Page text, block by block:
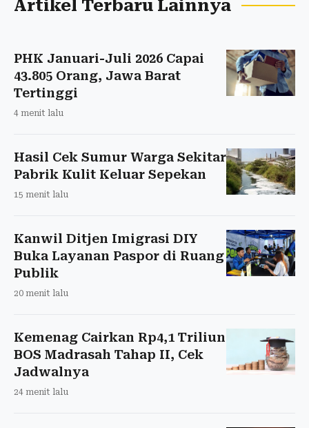
Artikel Terbaru Lainnya
PHK Januari-Juli 2026 Capai
43.805 Orang, Jawa Barat
Tertinggi
4 menit lalu
Hasil Cek Sumur Warga Sekitar
Pabrik Kulit Keluar Sepekan
15 menit lalu
Kanwil Ditjen Imigrasi DIY
Buka Layanan Paspor di Ruang
Publik
20 menit lalu
Kemenag Cairkan Rp4,1 Triliun
BOS Madrasah Tahap II, Cek
Jadwalnya
24 menit lalu